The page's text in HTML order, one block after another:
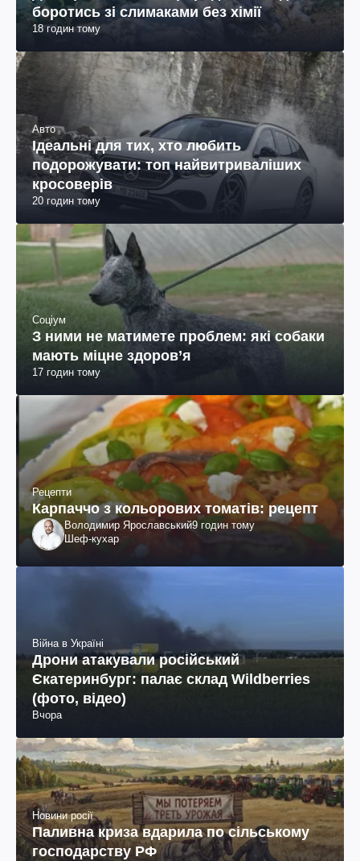
боротись зі слимаками без хімії
18 годин тому
Авто
Ідеальні для тих, хто любить
подорожувати: топ найвитриваліших
кросоверів
20 годин тому
Соціум
З ними не матимете проблем: які собаки
мають міцне здоров’я
17 годин тому
Рецепти
Карпаччо з кольорових томатів: рецепт
Володимир Ярославський9 годин тому
Шеф-кухар
Війна в Україні
Дрони атакували російський
Єкатеринбург: палає склад Wildberries
(фото, відео)
Вчора
Новини росії
Паливна криза вдарила по сільському
господарству РФ